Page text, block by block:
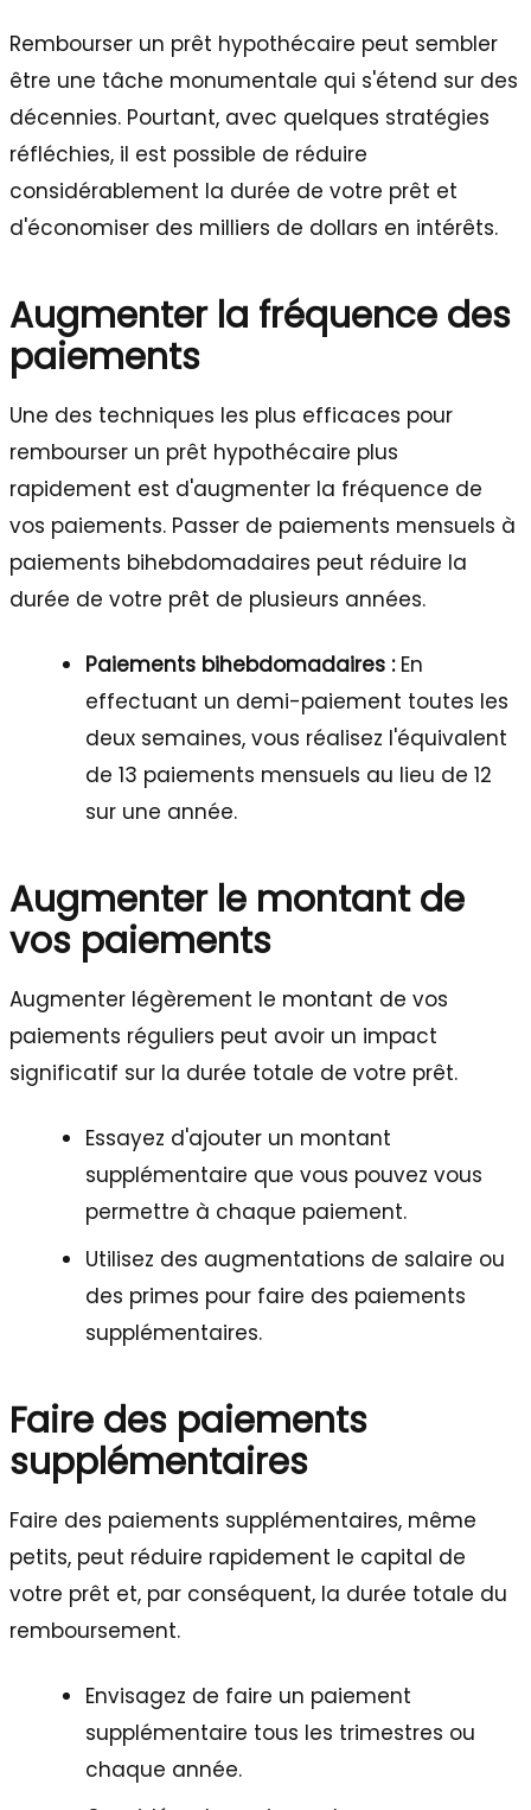
Rembourser un prêt hypothécaire peut sembler
être une tâche monumentale qui s'étend sur des
décennies. Pourtant, avec quelques stratégies
réfléchies, il est possible de réduire
considérablement la durée de votre prêt et
d'économiser des milliers de dollars en intérêts.
Augmenter la fréquence des
paiements
Une des techniques les plus efficaces pour
rembourser un prêt hypothécaire plus
rapidement est d'augmenter la fréquence de
vos paiements. Passer de paiements mensuels à
paiements bihebdomadaires peut réduire la
durée de votre prêt de plusieurs années.
Paiements bihebdomadaires :En
effectuant un demi-paiement toutes les
deux semaines, vous réalisez l'équivalent
de 13 paiements mensuels au lieu de 12
sur une année.
Augmenter le montant de
vos paiements
Augmenter légèrement le montant de vos
paiements réguliers peut avoir un impact
significatif sur la durée totale de votre prêt.
Essayez d'ajouter un montant
supplémentaire que vous pouvez vous
permettre à chaque paiement.
Utilisez des augmentations de salaire ou
des primes pour faire des paiements
supplémentaires.
Faire des paiements
supplémentaires
Faire des paiements supplémentaires, même
petits, peut réduire rapidement le capital de
votre prêt et, par conséquent, la durée totale du
remboursement.
Envisagez de faire un paiement
supplémentaire tous les trimestres ou
chaque année.